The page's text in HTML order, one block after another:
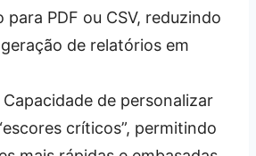
PDF ou CSV, reduzindo
de relatórios em
Capacidade de personalizar
críticos”, permitindo